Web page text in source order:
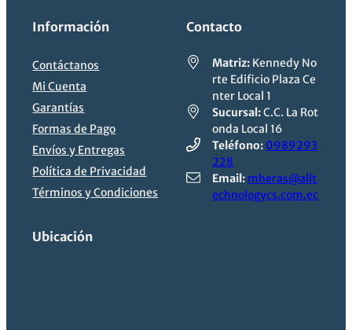
Información
Contáctanos
Mi Cuenta
Garantías
Formas de Pago
Envíos y Entregas
Política de Privacidad
Términos y Condiciones
Contacto
Matriz: Kennedy No
rte Edificio Plaza Ce
nter Local 1
Sucursal:C.C. La Rot
onda Local 16
Teléfono: 0989293
228
Email: mheras@allt
echnologycs.com.ec
Ubicación